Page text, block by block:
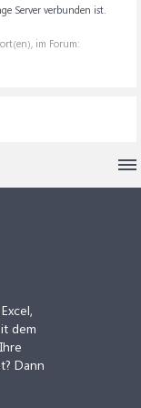
Server verbunden ist.
im Forum:
dem
Dann